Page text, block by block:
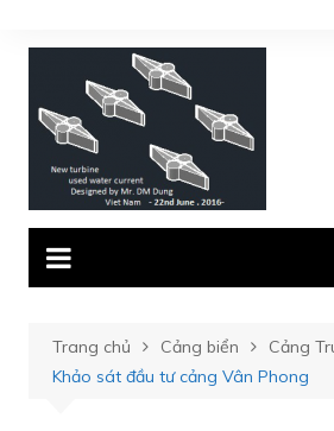
đến
Trang chủ Cảng biển
Cảng
Khảo sát đầu tư cảng Vân Phong